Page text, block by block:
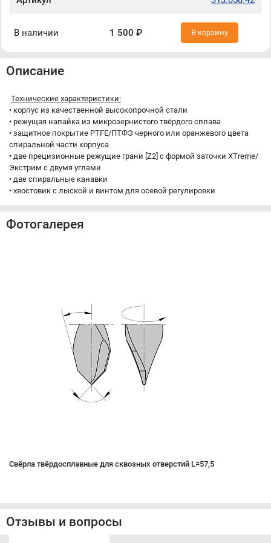
В наличии 1 500 ₽ В корзину
Описание
Технические характеристики:
• корпус из качественной высокопрочной стали
• режущая напайка из микрозернистого твёрдого сплава
• защитное покрытие PTFE/ПТФЭ черного или оранжевого цвета
спиральной части корпуса
• две прецизионные режущие грани [Z2] с формой заточки XTreme/
Экстрим с двумя углами
• две спиральные канавки
• хвостовик с лыской и винтом для осевой регулировки
Фотогалерея
Свёрла твёрдосплавные для сквозных отверстий L=57,5
Отзывы и вопросы